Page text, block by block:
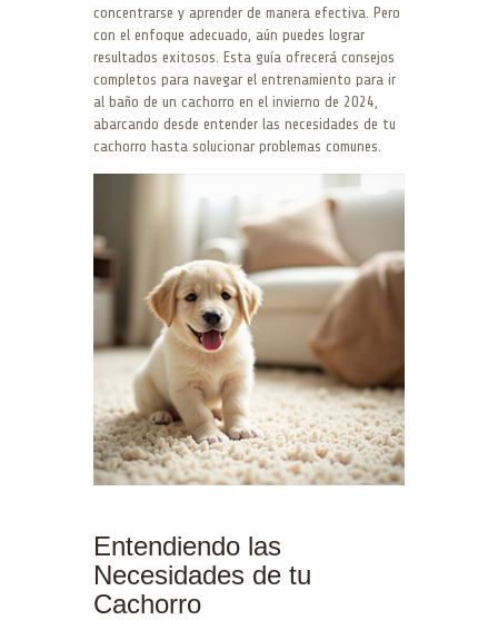
concentrarse y aprender de manera efectiva. Pero
con el enfoque adecuado, aún puedes lograr
resultados exitosos. Esta guía ofrecerá consejos
completos para navegar el entrenamiento para ir
al baño de un cachorro en el invierno de 2024,
abarcando desde entender las necesidades de tu
cachorro hasta solucionar problemas comunes.
Entendiendo las
Necesidades de tu
Cachorro